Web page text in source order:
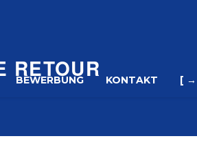
BEWERBUNG KONTAKT [ →
RETOUR